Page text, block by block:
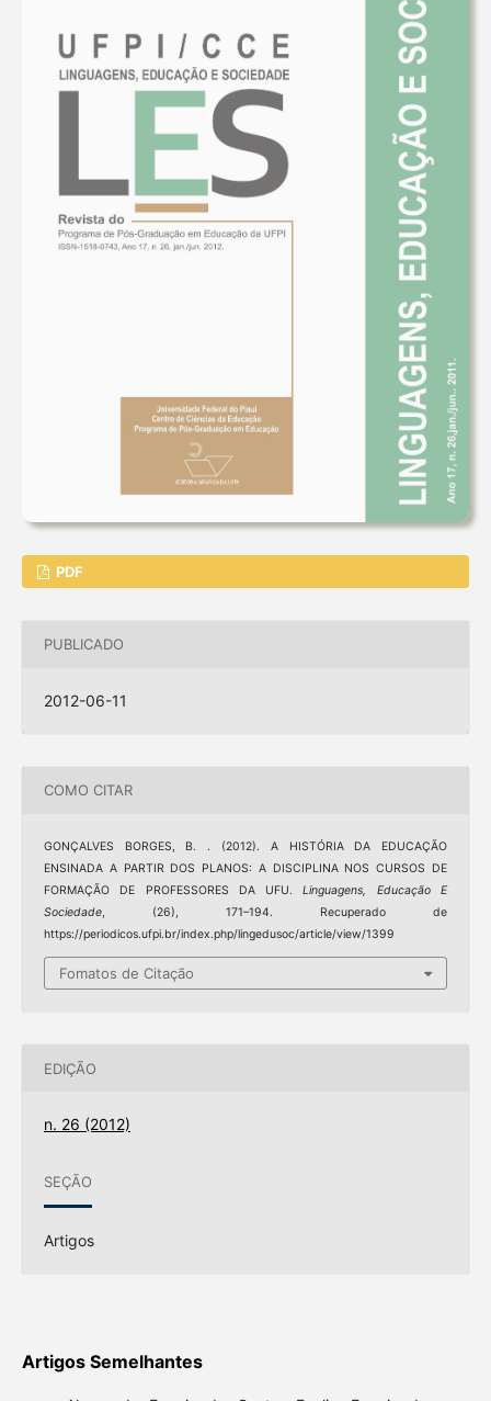
PDF
PUBLICADO
2012-06-11
COMO CITAR
GONÇALVES BORGES, B. . (2012). A HISTÓRIA DA EDUCAÇÃO
ENSINADA A PARTIR DOS PLANOS: A DISCIPLINA NOS CURSOS DE
FORMAÇÃO DE PROFESSORES DA UFU.Linguagens, Educação E
Sociedade, (26), 171–194. Recuperado de
https://periodicos.ufpi.br/index.php/lingedusoc/article/view/1399
Fomatos de Citação
EDIÇÃO
n. 26 (2012)
SEÇÃO
Artigos
Artigos Semelhantes